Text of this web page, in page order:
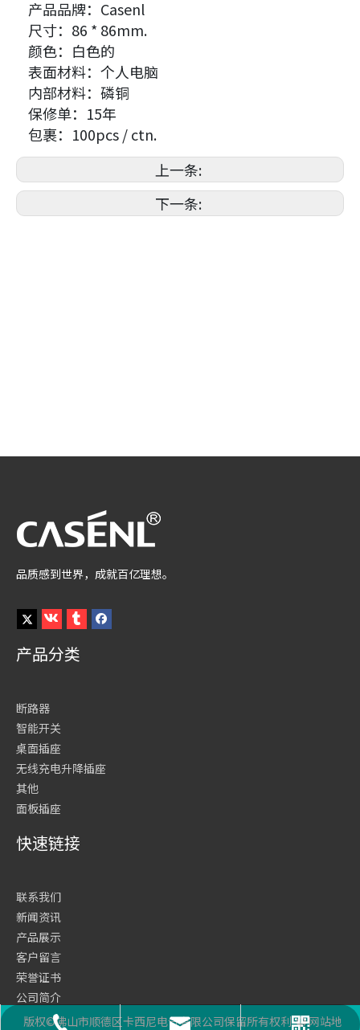
产品品牌： Casenl
尺寸： 86 * 86mm.
颜色： 白色的
表面材料： 个人电脑
内部材料： 磷铜
保修单： 15年
包裹： 100pcs / ctn.
上一条:
下一条:
品质感到世界，成就百亿理想。
产品分类
断路器
智能开关
桌面插座
无线充电升降插座
其他
面板插座
座机号码
邮箱
二维码
快速链接
联系我们
新闻资讯
产品展示
客户留言
荣誉证书
公司简介
网站首页
版权©佛山市顺德区卡西尼电气有限公司保留所有权利 网站地